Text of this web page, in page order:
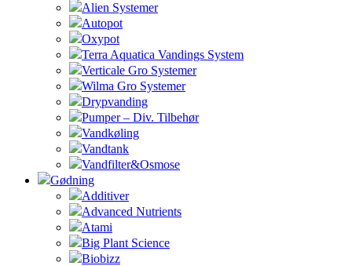
Alien Systemer
Autopot
Oxypot
Terra Aquatica Vandings System
Verticale Gro Systemer
Wilma Gro Systemer
Drypvanding
Pumper – Div. Tilbehør
Vandkøling
Vandtank
Vandfilter&Osmose
Gødning
Additiver
Advanced Nutrients
Atami
Big Plant Science
Biobizz